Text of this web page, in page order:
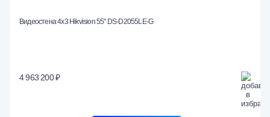
Видеостена 4x3 Hikvision 55" DS-D2055LE-G
4 963 200 ₽